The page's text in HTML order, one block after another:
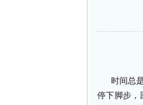
时间总是
停下脚步